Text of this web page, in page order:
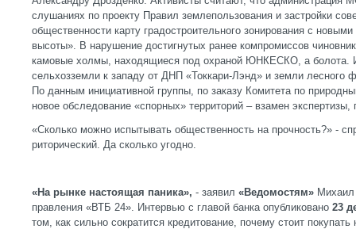
слушаниях по проекту Правил землепользования и застройки
общественности карту градостроительного зонирования с
высоты». В нарушение достигнутых ранее компромиссов
камовые холмы, находящиеся под охраной ЮНКЕСКО, а болота.
сельхозземли к западу от ДНП «Токкари-Лэнд» и земли лесного
По данным инициативной группы, по заказу Комитета по
новое обследование «спорных» территорий – взамен
«Сколько можно испытывать общественность на прочность?» -
риторический. Да сколько угодно.
«На рынке настоящая паника», - заявил «Ведомостям» Михаил
правления «ВТБ 24». Интервью с главой банка опубликовано 23
том, как сильно сократится кредитование, почему стоит